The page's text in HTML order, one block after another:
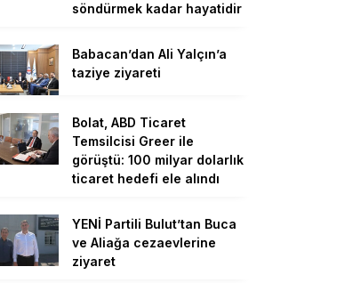
söndürmek kadar hayatidir
Babacan’dan Ali Yalçın’a
taziye ziyareti
Bolat, ABD Ticaret
Temsilcisi Greer ile
görüştü: 100 milyar dolarlık
ticaret hedefi ele alındı
YENİ Partili Bulut’tan Buca
ve Aliağa cezaevlerine
ziyaret